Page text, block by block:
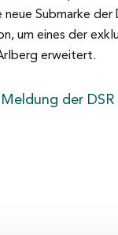
Submarke der
um eines der
erweitert.
Meldung der